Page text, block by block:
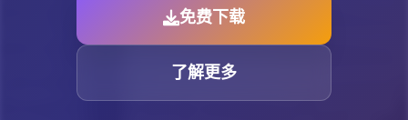
免费下载
了解更多